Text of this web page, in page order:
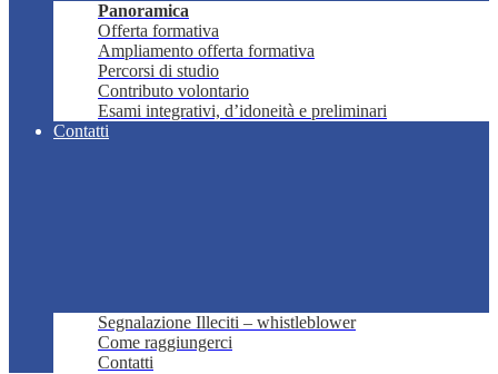
Panoramica
Offerta formativa
Ampliamento offerta formativa
Percorsi di studio
Contributo volontario
Esami integrativi, d’idoneità e preliminari
Contatti
Segnalazione Illeciti – whistleblower
Come raggiungerci
Contatti